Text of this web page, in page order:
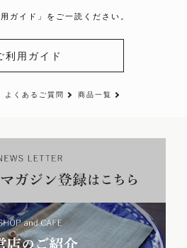
ガイド」をご一読ください。
利用ガイド
よくあるご質問 商品一覧